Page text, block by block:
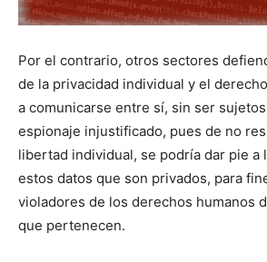
Por el contrario, otros sectores
de la privacidad individual y el
a comunicarse entre sí, sin ser
espionaje injustificado, pues de no
libertad individual, se podría dar pie a
estos datos que son privados, para
violadores de los derechos humanos
que pertenecen.